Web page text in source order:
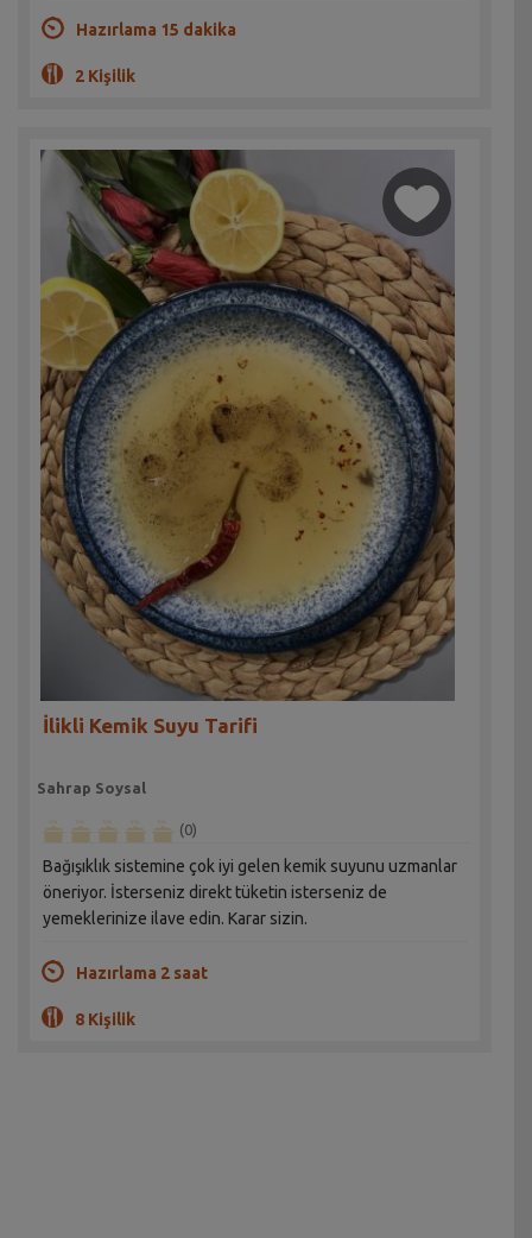
Hazırlama 15 dakika
2 Kişilik
İlikli Kemik Suyu Tarifi
Sahrap Soysal
(0)
Bağışıklık sistemine çok iyi gelen kemik suyunu uzmanlar
öneriyor. İsterseniz direkt tüketin isterseniz de
yemeklerinize ilave edin. Karar sizin.
Hazırlama 2 saat
8 Kişilik